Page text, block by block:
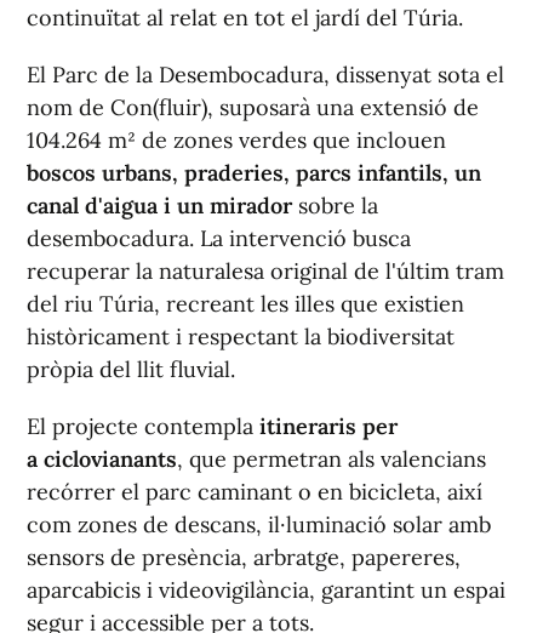
continuïtat al relat en tot el jardí del Túria.
El Parc de la Desembocadura, dissenyat sota el
nom de Con(fluir), suposarà una extensió de
104.264 m² de zones verdes que inclouen
boscos urbans, praderies, parcs infantils, un
canal d'aigua i un miradorsobre la
desembocadura. La intervenció busca
recuperar la naturalesa original de l'últim tram
del riu Túria, recreant les illes que existien
històricament i respectant la biodiversitat
pròpia del llit fluvial.
El projecte contempla itineraris per
a ciclovianants, que permetran als valencians
recórrer el parc caminant o en bicicleta, així
com zones de descans, il·luminació solar amb
sensors de presència, arbratge, papereres,
aparcabicis i videovigilància, garantint un espai
segur i accessible per a tots.